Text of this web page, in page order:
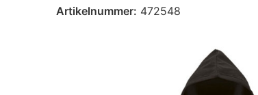
Artikelnummer: 472548